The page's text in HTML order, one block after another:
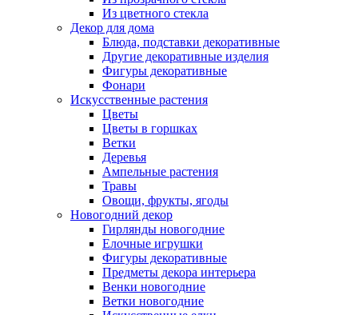
Из цветного стекла
Декор для дома
Блюда, подставки декоративные
Другие декоративные изделия
Фигуры декоративные
Фонари
Искусственные растения
Цветы
Цветы в горшках
Ветки
Деревья
Ампельные растения
Травы
Овощи, фрукты, ягоды
Новогодний декор
Гирлянды новогодние
Елочные игрушки
Фигуры декоративные
Предметы декора интерьера
Венки новогодние
Ветки новогодние